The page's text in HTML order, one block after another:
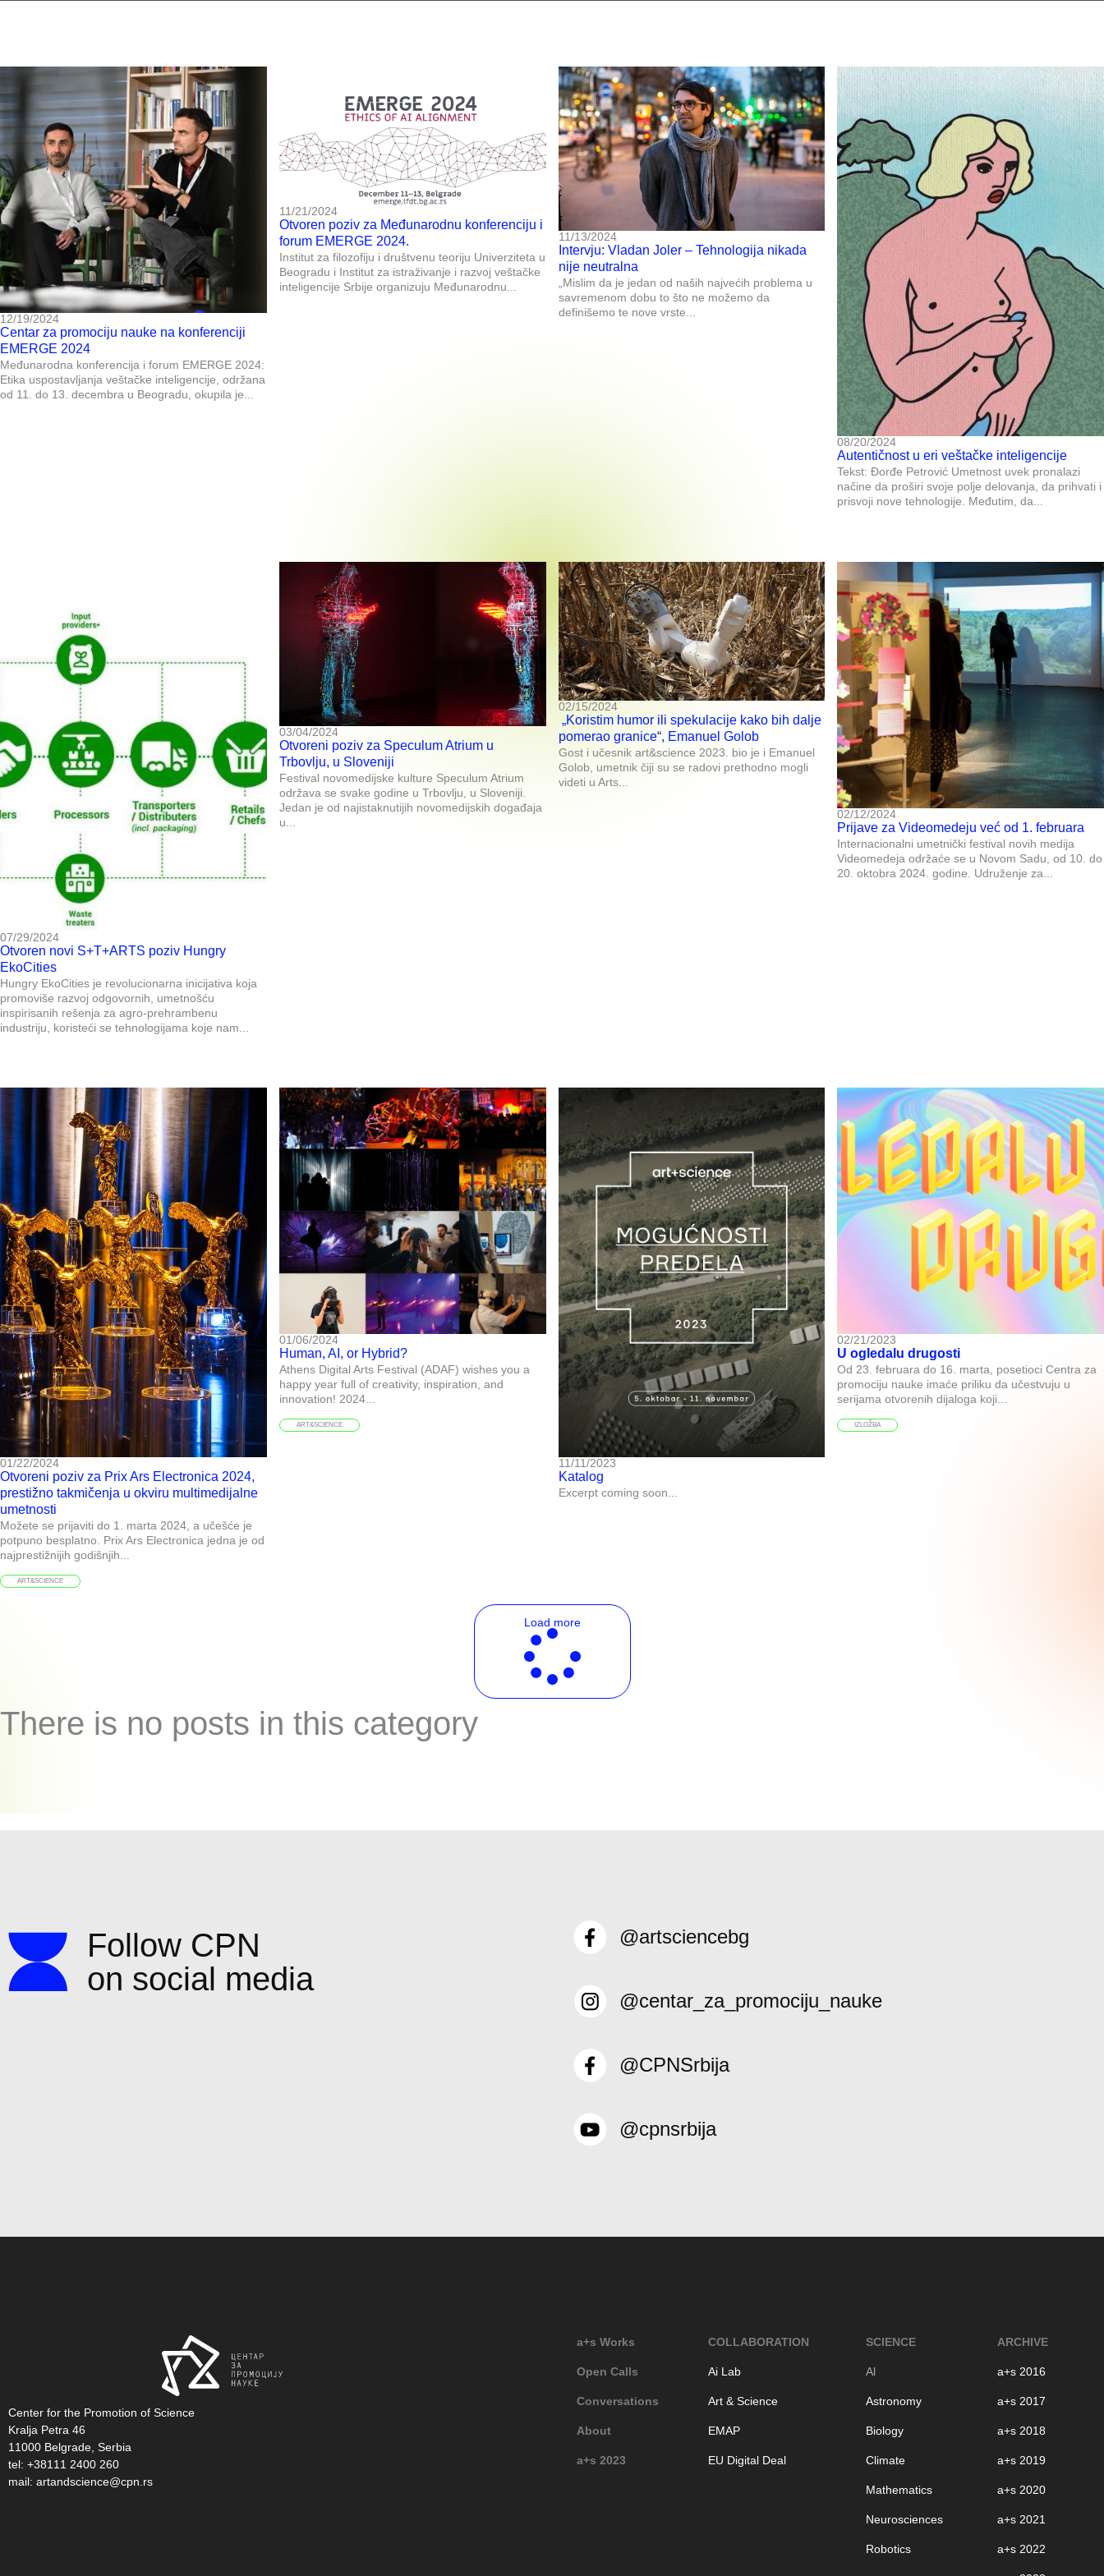
12/19/2024
Centar za promociju nauke na konferenciji
EMERGE 2024
Međunarodna konferencija i forum EMERGE 2024:
Etika uspostavljanja veštačke inteligencije, održana
od 11. do 13. decembra u Beogradu, okupila je...
11/21/2024
Otvoren poziv za Međunarodnu konferenciju i
forum EMERGE 2024.
Institut za filozofiju i društvenu teoriju Univerziteta u
Beogradu i Institut za istraživanje i razvoj veštačke
inteligencije Srbije organizuju Međunarodnu...
11/13/2024
Intervju: Vladan Joler – Tehnologija nikada
nije neutralna
„Mislim da je jedan od naših najvećih problema u
savremenom dobu to što ne možemo da
definišemo te nove vrste...
08/20/2024
Autentičnost u eri veštačke inteligencije
Tekst: Đorđe Petrović Umetnost uvek pronalazi
načine da proširi svoje polje delovanja, da prihvati i
prisvoji nove tehnologije. Međutim, da...
07/29/2024
Otvoren novi S+T+ARTS poziv Hungry
EkoCities
Hungry EkoCities je revolucionarna inicijativa koja
promoviše razvoj odgovornih, umetnošću
inspirisanih rešenja za agro-prehrambenu
industriju, koristeći se tehnologijama koje nam...
03/04/2024
Otvoreni poziv za Speculum Atrium u
Trbovlju, u Sloveniji
Festival novomedijske kulture Speculum Atrium
održava se svake godine u Trbovlju, u Sloveniji.
Jedan je od najistaknutijih novomedijskih događaja
u...
02/15/2024
„Koristim humor ili spekulacije kako bih dalje
pomerao granice“, Emanuel Golob
Gost i učesnik art&science 2023. bio je i Emanuel
Golob, umetnik čiji su se radovi prethodno mogli
videti u Arts...
02/12/2024
Prijave za Videomedeju već od 1. februara
Internacionalni umetnički festival novih medija
Videomedeja održaće se u Novom Sadu, od 10. do
20. oktobra 2024. godine. Udruženje za...
01/22/2024
Otvoreni poziv za Prix Ars Electronica 2024,
prestižno takmičenja u okviru multimedijalne
umetnosti
Možete se prijaviti do 1. marta 2024, a učešće je
potpuno besplatno. Prix Ars Electronica jedna je od
najprestižnijih godišnjih...
ART&SCIENCE
01/06/2024
Human, AI, or Hybrid?
Athens Digital Arts Festival (ADAF) wishes you a
happy year full of creativity, inspiration, and
innovation! 2024...
ART&SCIENCE
11/11/2023
Katalog
Excerpt coming soon...
02/21/2023
U ogledalu drugosti
Od 23. februara do 16. marta, posetioci Centra za
promociju nauke imaće priliku da učestvuju u
serijama otvorenih dijaloga koji...
IZLOŽBA
Load more
There is no posts in this category
Follow CPN
on social media
@artsciencebg
@centar_za_promociju_nauke
@CPNSrbija
@cpnsrbija
Center for the Promotion of Science
Kralja Petra 46
11000 Belgrade, Serbia
tel: +38111 2400 260
mail: artandscience@cpn.rs
a+s Works
Open Calls
Conversations
About
a+s 2023
COLLABORATION
Ai Lab
Art & Science
EMAP
EU Digital Deal
SCIENCE
Al
Astronomy
Biology
Climate
Mathematics
Neurosciences
Robotics
ARCHIVE
a+s 2016
a+s 2017
a+s 2018
a+s 2019
a+s 2020
a+s 2021
a+s 2022